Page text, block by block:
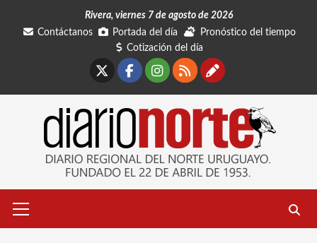
Rivera, viernes 7 de agosto de 2026
Contáctanos
Portada del día
Pronóstico del tiempo
Cotización del día
Facebook
Instagram
RSSContáctanos
primario